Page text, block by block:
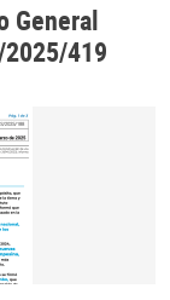
General
419